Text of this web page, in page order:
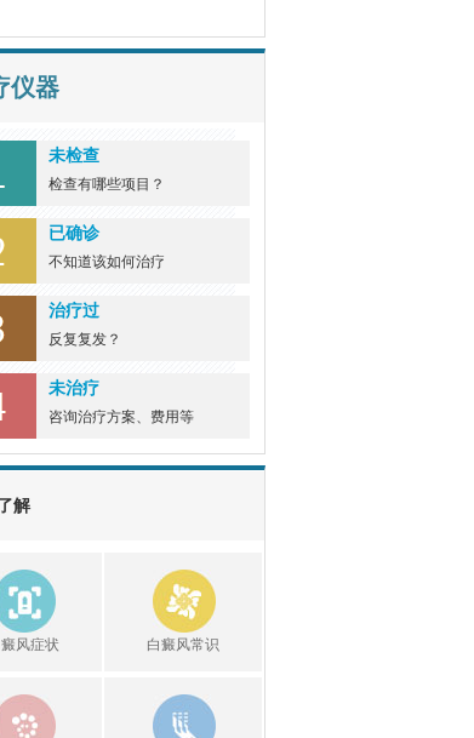
仪器
未检查
检查有哪些项目？
已确诊
不知道该如何治疗
治疗过
反复复发？
未治疗
咨询治疗方案、费用等
解
风症状 白癜风常识